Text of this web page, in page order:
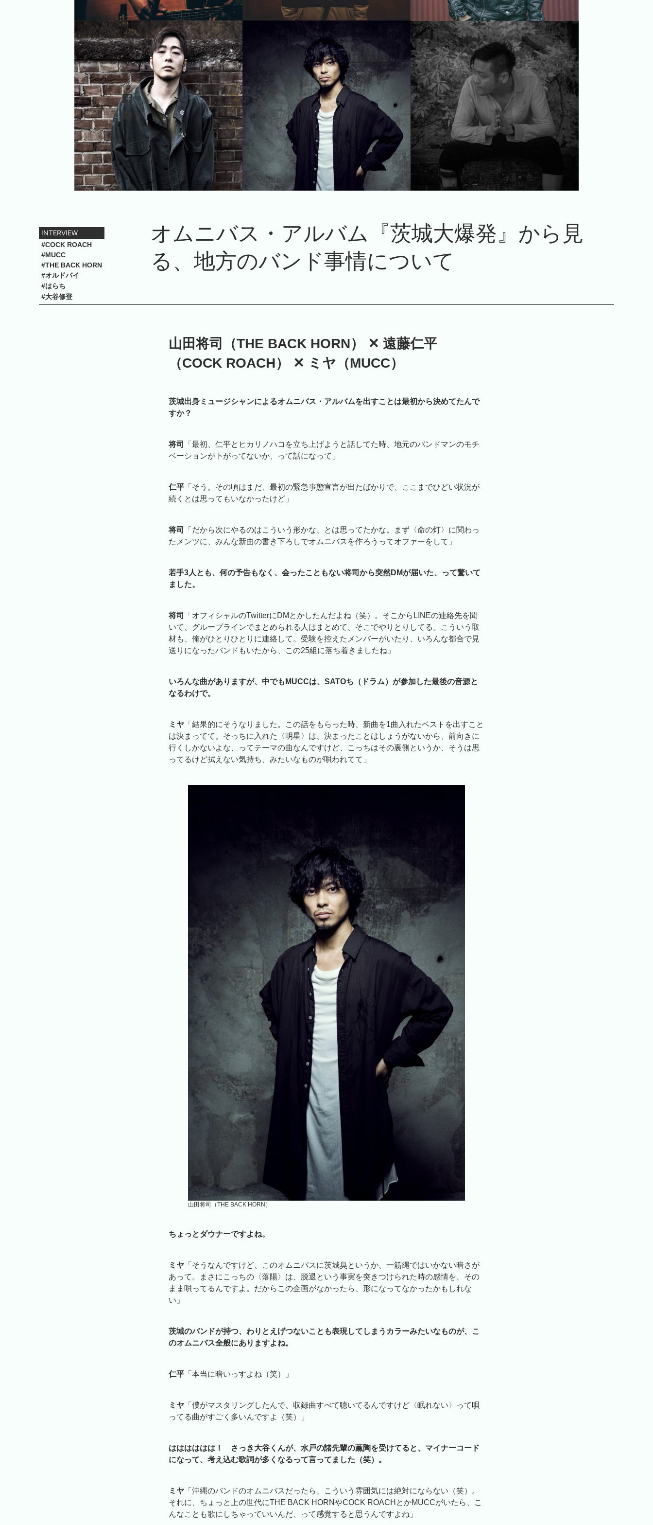
INTERVIEW
#COCK ROACH
#MUCC
#THE BACK HORN
#オルドバイ
#はらち
#大谷修登
オムニバス・アルバム『茨城大爆発』から見
る、地方のバンド事情について
山田将司（THE BACK HORN） ✕ 遠藤仁平
（COCK ROACH）
✕ ミヤ（MUCC）
茨城出身ミュージシャンによるオムニバス・アルバムを出すことは最初から決めてたんで
すか？
将司
「最初、仁平とヒカリノハコを立ち上げようと話してた時、地元のバンドマンのモチ
ベーションが下がってないか、って話になって」
仁平 「そう。その頃はまだ、最初の緊急事態宣言が出たばかりで、ここまでひどい状況が
続くとは思ってもいなかったけど」
将司
「だから次にやるのはこういう形かな、とは思ってたかな。まず〈命の灯〉に関わっ
たメンツに、みんな新曲の書き下ろしでオムニバスを作ろうってオファーをして」
若手3人とも、何の予告もなく、会ったこともない将司から突然DMが届いた、って驚いて
ました。
将司
「オフィシャルのTwitterにDMとかしたんだよね（笑）。そこからLINEの連絡先を聞
いて、グループラインでまとめられる人はまとめて、そこでやりとりしてる。こういう取
材も、俺がひとりひとりに連絡して。受験を控えたメンバーがいたり、いろんな都合で見
送りになったバンドもいたから、この25組に落ち着きましたね」
いろんな曲がありますが、中でもMUCCは、SATOち（ドラム）が参加した最後の音源と
なるわけで。
ミヤ 「結果的にそうなりました。この話をもらった時、新曲を1曲入れたベストを出すこと
は決まってて。そっちに入れた〈明星〉は、決まったことはしょうがないから、前向きに
行くしかないよな、ってテーマの曲なんですけど、こっちはその裏側というか、そうは思
ってるけど拭えない気持ち、みたいなものが唄われてて」
山田将司（THE BACK HORN）
ちょっとダウナーですよね。
ミヤ 「そうなんですけど、このオムニバスに茨城臭というか、一筋縄ではいかない暗さが
あって。まさにこっちの〈落陽〉は、脱退という事実を突きつけられた時の感情を、その
まま唄ってるんですよ。だからこの企画がなかったら、形になってなかったかもしれな
い」
茨城のバンドが持つ、わりとえげつないことも表現してしまうカラーみたいなものが、こ
のオムニバス全般にありますよね。
仁平 「本当に暗いっすよね（笑）」
ミヤ 「僕がマスタリングしたんで、収録曲すべて聴いてるんですけど〈眠れない〉って唄
ってる曲がすごく多いんですよ（笑）」
はははははは！ さっき大谷くんが、水戸の諸先輩の薫陶を受けてると、マイナーコード
になって、考え込む歌詞が多くなるって言ってました（笑）。
ミヤ 「沖縄のバンドのオムニバスだったら、こういう雰囲気には絶対にならない（笑）。
それに、ちょっと上の世代にTHE BACK HORNやCOCK ROACHとかMUCCがいたら、こ
んなことも歌にしちゃっていいんだ、って感覚すると思うんですよね」